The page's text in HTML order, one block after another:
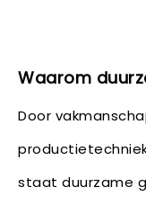
Waarom
Door
staat duurzame